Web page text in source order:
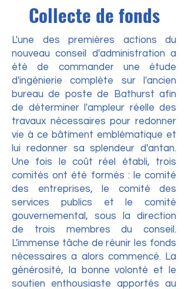
Collecte de fonds
L'une des premières actions du
nouveau conseil d'administration a
été de commander une étude
d'ingénierie complète sur l'ancien
bureau de poste de Bathurst afin
de déterminer l'ampleur réelle des
travaux nécessaires pour redonner
vie à ce bâtiment emblématique et
lui redonner sa splendeur d'antan.
Une fois le coût réel établi, trois
comités ont été formés : le comité
des entreprises, le comité des
services publics et le comité
gouvernemental, sous la direction
de trois membres du conseil.
L'immense tâche de réunir les fonds
nécessaires a alors commencé. La
générosité, la bonne volonté et le
soutien enthousiaste apportés au